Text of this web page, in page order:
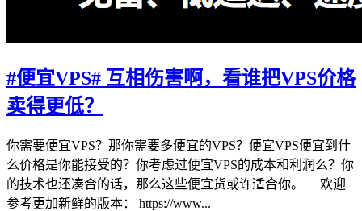
#便宜VPS# 互相伤害啊，看谁把VPS价格
卖得更低？
你需要便宜VPS？那你需要多便宜的VPS？便宜VPS便宜到什
么价格是你能接受的？你考虑过便宜VPS的成本和利润么？你
的技术也还凑合的话，那么这些便宜货或许适合你。 欢迎
参考更加新鲜的版本： https://www...